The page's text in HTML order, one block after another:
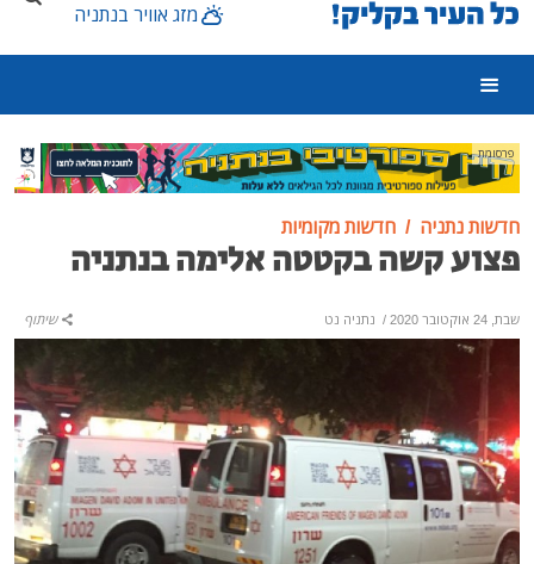
מזג אוויר בנתניה
פרסומת
חדשות נתניה חדשות מקומיות
פצוע קשה בקטטה אלימה בנתניה
שבת, 24 אוקטובר 2020 / נתניה נט שיתוף